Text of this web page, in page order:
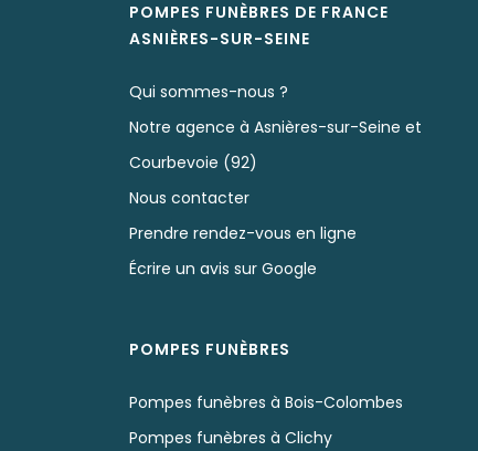
POMPES FUNÈBRES DE FRANCE
ASNIÈRES-SUR-SEINE
Qui sommes-nous ?
Notre agence à Asnières-sur-Seine et
Courbevoie (92)
Nous contacter
Prendre rendez-vous en ligne
Écrire un avis sur Google
POMPES FUNÈBRES
Pompes funèbres à Bois-Colombes
Pompes funèbres à Clichy